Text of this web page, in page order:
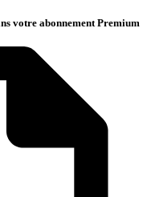
votre abonnement Premium